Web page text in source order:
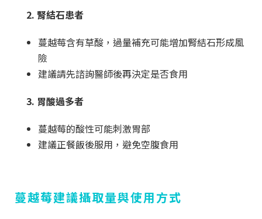
2. 腎結石患者
蔓越莓含有草酸，過量補充可能增加腎結石形成風
險
建議請先諮詢醫師後再決定是否食用
3. 胃酸過多者
蔓越莓的酸性可能刺激胃部
建議正餐飯後服用，避免空腹食用
蔓越莓建議攝取量與使用方式